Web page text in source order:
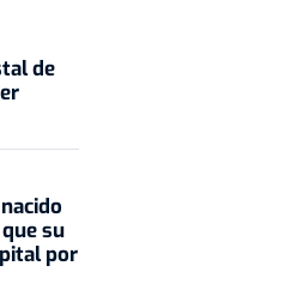
de
su
por